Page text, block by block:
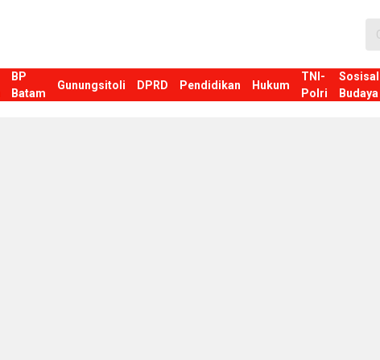
BP
Batam
Gunungsitoli DPRD Pendidikan Hukum
TNI-
Polri
Sosisal
Budaya